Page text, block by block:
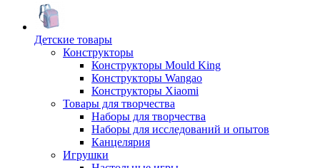
Детские товары
Конструкторы
Конструкторы Mould King
Конструкторы Wangao
Конструкторы Xiaomi
Товары для творчества
Наборы для творчества
Наборы для исследований и опытов
Канцелярия
Игрушки